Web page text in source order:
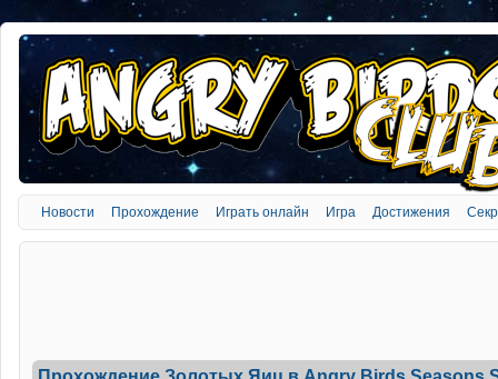
Новости Прохождение Играть онлайн Игра Достижения